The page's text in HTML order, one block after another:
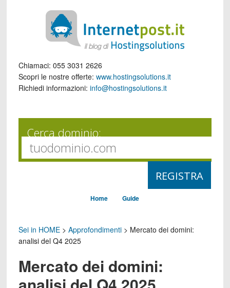
Chiamaci: 055 3031 2626
Scopri le nostre offerte: www.hostingsolutions.it
Richiedi informazioni: info@hostingsolutions.it
Cerca dominio:
Home Guide
Sei in HOME> Approfondimenti> Mercato dei domini:
analisi del Q4 2025
Mercato dei domini: